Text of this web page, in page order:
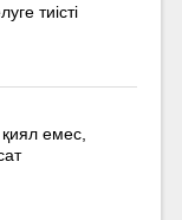
тиісті
қиял емес,